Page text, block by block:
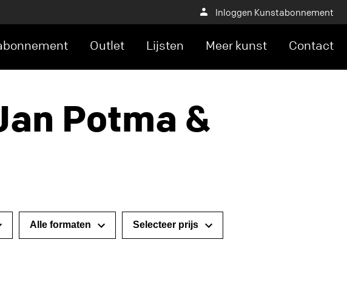
Inloggen Kunstabonnement
Outlet Lijsten Meer kunst Contact
Potma &
Selecteer prijs